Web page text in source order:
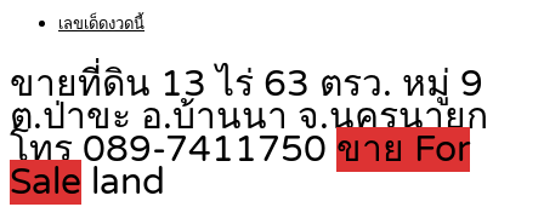
เลขเด็ดงวดนี้
ขายที่ดิน 13 ไร่ 63 ตรว. หมู่ 9
ต.ป่าขะ อ.บ้านนา จ.นครนายก
โทร 089-7411750 ขาย For
Sale land